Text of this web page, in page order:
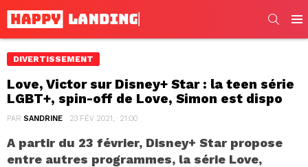
DIVERTISSEMENT
Love, Victor sur Disney+ Star : la teen série
LGBT+, spin-off de Love, Simon est dispo
PAR SANDRINE 23 FÉV 2021, · 21:00
A partir du 23 février, Disney+ Star propose
entre autres programmes, la série Love,